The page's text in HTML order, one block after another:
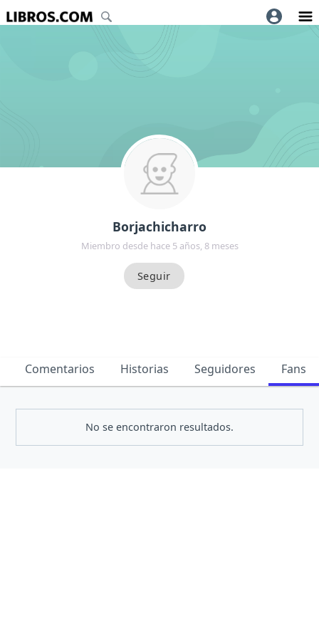
Borjachicharro
Miembro desde hace 5 años, 8 meses
Comentarios Historias Seguidores Fans
No se encontraron resultados.